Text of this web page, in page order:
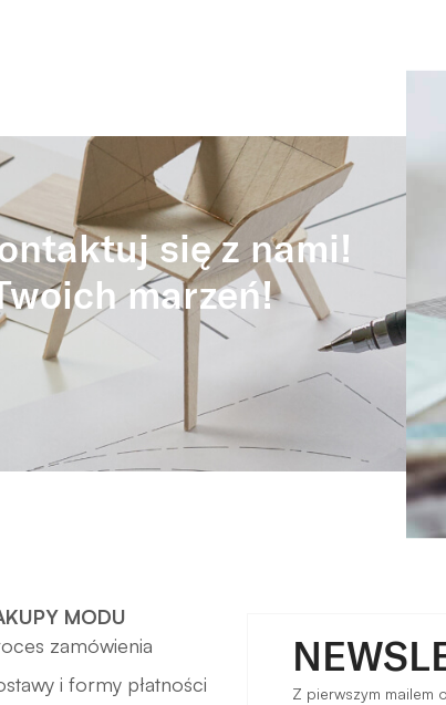
się z nami!
marzeń!
MODU
zamówienia
i formy płatności
Z pierwszym mailem